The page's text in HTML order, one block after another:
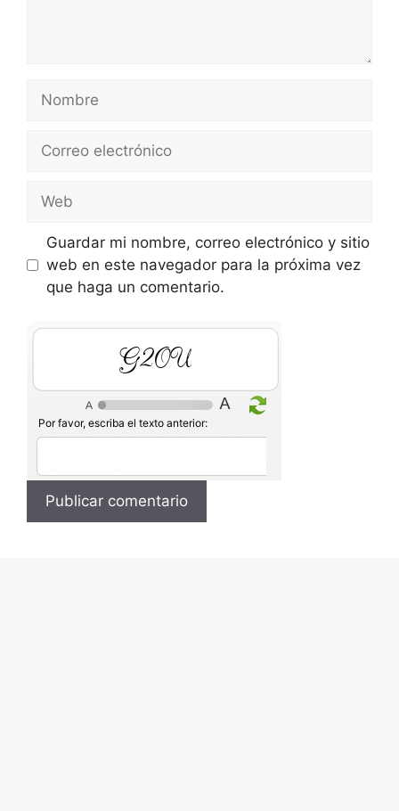
Nombre
Correo
Web
Guardar mi nombre, correo electrónico y sitio
web en este navegador para la próxima vez
que haga un comentario.
wado
Por favor, escriba el texto anterior: